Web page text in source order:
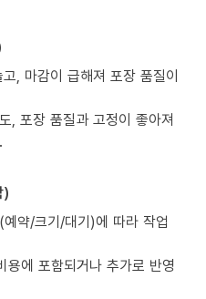
, 마감이 급해져 포장 품질이
, 포장 품질과 고정이 좋아져
)
약/크기/대기)에 따라 작업
에 포함되거나 추가로 반영